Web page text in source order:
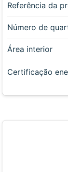
Referência da
Número de
Área interior
Certificação